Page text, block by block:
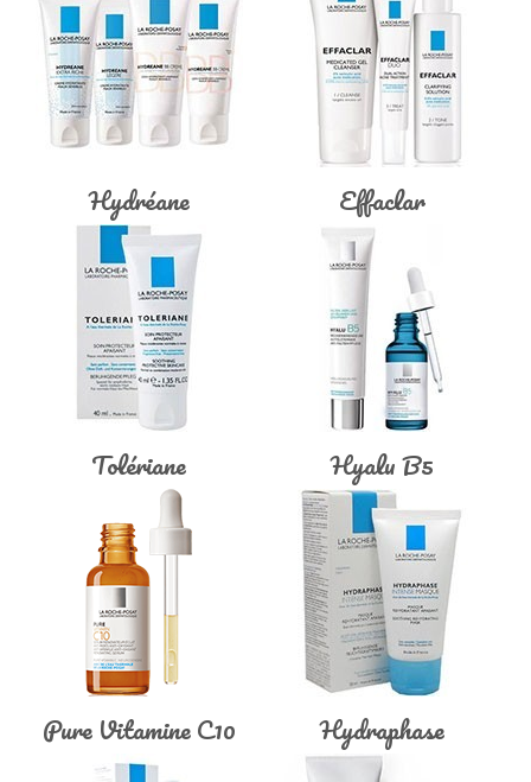
Hydréane Effaclar
Tolériane Hyalu B5
Pure Vitamine C10 Hydraphase